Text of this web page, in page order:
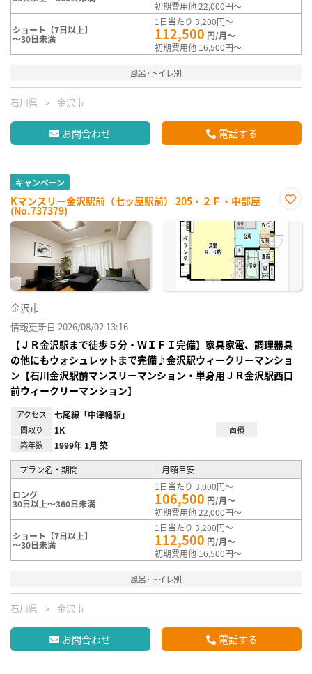
初期費用他 22,000円～
ショート【7日以上】
～30日未満
1日当たり 3,200円～
112,500 円/月～
初期費用他 16,500円～
風呂･トイレ別
石川県 金沢市
お問合わせ 電話する
キャンペーン
Kマンスリー金沢駅前（七ッ屋駅前） 205・２Ｆ・中部屋
(No.737379)
に入
り登
録
金沢市
情報更新日 2026/08/02 13:16
【ＪＲ金沢駅まで徒歩５分・ＷＩＦＩ完備】家具家電、調理器具
の他にもウォシュレットまで完備♪金沢駅ウィークリーマンショ
ン【石川金沢駅前マンスリーマンション・単身用ＪＲ金沢駅西口
前ウィークリーマンション】
アクセス 七尾線「中津幡駅」
間取り 1K
面積
築年数
1999年 1月 築
プラン名・期間 月額目安
ロング
30日以上～360日未満
1日当たり 3,000円～
106,500 円/月～
初期費用他 22,000円～
ショート【7日以上】
～30日未満
1日当たり 3,200円～
112,500 円/月～
初期費用他 16,500円～
風呂･トイレ別
石川県 金沢市
お問合わせ 電話する